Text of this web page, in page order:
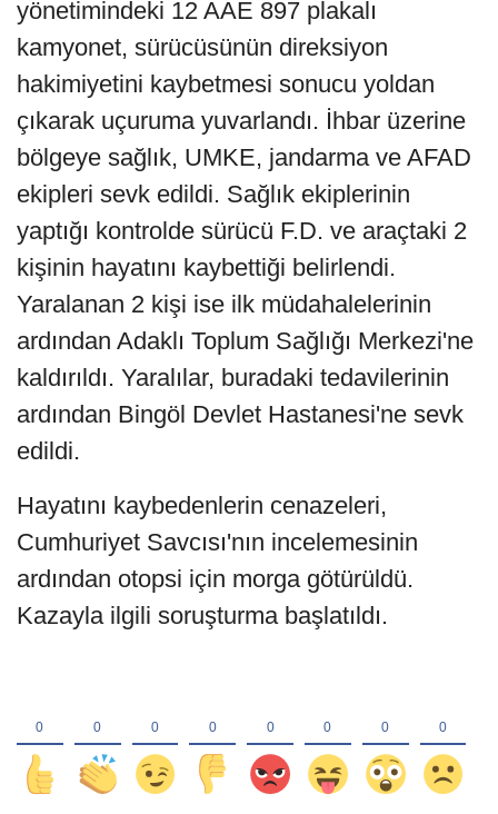
yönetimindeki 12 AAE 897 plakalı
kamyonet, sürücüsünün direksiyon
hakimiyetini kaybetmesi sonucu yoldan
çıkarak uçuruma yuvarlandı. İhbar üzerine
bölgeye sağlık, UMKE, jandarma ve AFAD
ekipleri sevk edildi. Sağlık ekiplerinin
yaptığı kontrolde sürücü F.D. ve araçtaki 2
kişinin hayatını kaybettiği belirlendi.
Yaralanan 2 kişi ise ilk müdahalelerinin
ardından Adaklı Toplum Sağlığı Merkezi'ne
kaldırıldı. Yaralılar, buradaki tedavilerinin
ardından Bingöl Devlet Hastanesi'ne sevk
edildi.
Hayatını kaybedenlerin cenazeleri,
Cumhuriyet Savcısı'nın incelemesinin
ardından otopsi için morga götürüldü.
Kazayla ilgili soruşturma başlatıldı.